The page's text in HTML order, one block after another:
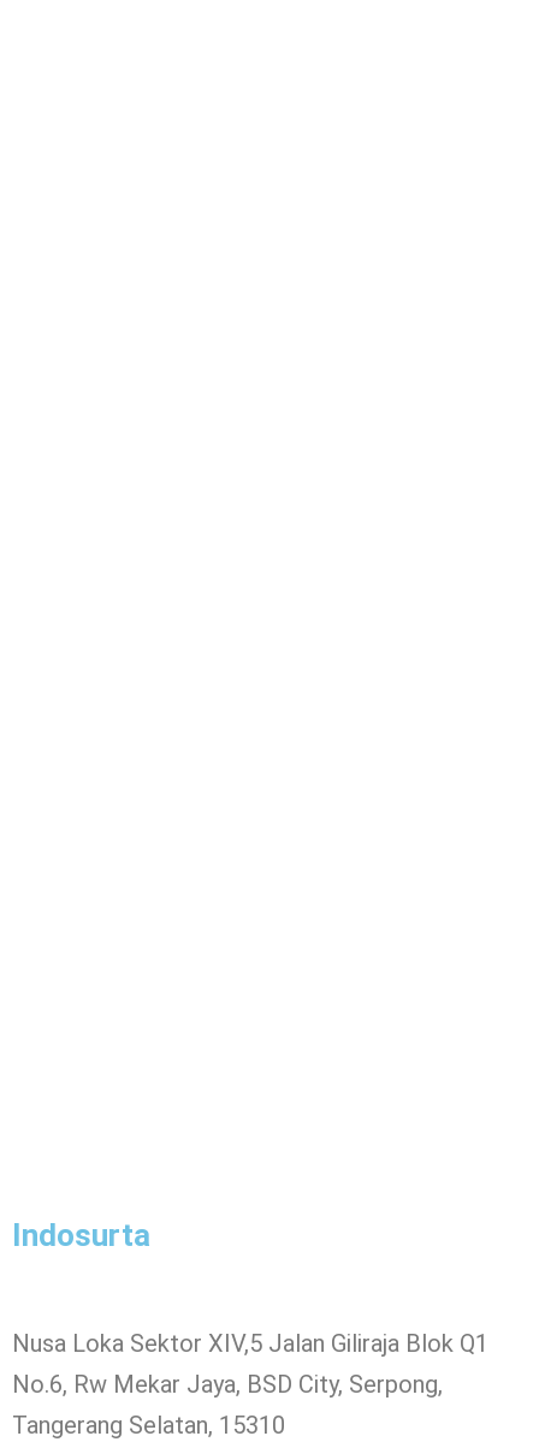
Indosurta
Nusa Loka Sektor XIV,5 Jalan Giliraja Blok Q1
No.6, Rw Mekar Jaya, BSD City, Serpong,
Tangerang Selatan, 15310